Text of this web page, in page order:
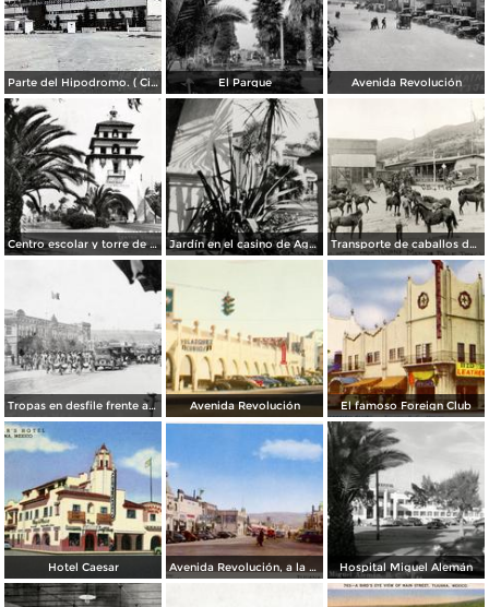
Parte del Hipodromo. ( Circulada el 12 de Julio de 1922 ). El Parque Avenida Revolución
Centro escolar y torre de Agua Caliente Jardín en el casino de Agua Caliente Transporte de caballos del hipódromo hacia Estados Unidos
Tropas en desfile frente al Palacio Federal Avenida Revolución El famoso Foreign Club
Hotel Caesar Avenida Revolución, a la entrada Hospital Miguel Alemán